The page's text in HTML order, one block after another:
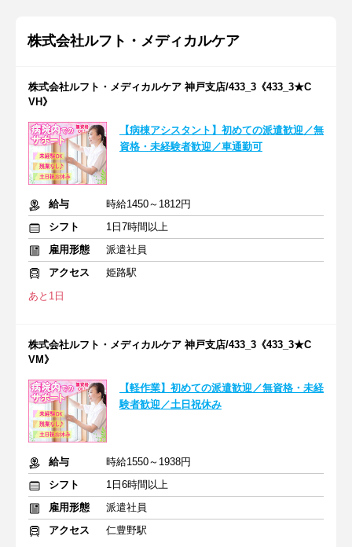
株式会社ルフト・メディカルケア
株式会社ルフト・メディカルケア 神戸支店/433_3《433_3★C
VH》
【病棟アシスタント】初めての派遣歓迎／無
資格・未経験者歓迎／車通勤可
給与
時給1450～1812円
シフト
1日7時間以上
雇用形態
派遣社員
アクセス
姫路駅
あと1日
株式会社ルフト・メディカルケア 神戸支店/433_3《433_3★C
VM》
【軽作業】初めての派遣歓迎／無資格・未経
験者歓迎／土日祝休み
給与
時給1550～1938円
シフト
1日6時間以上
雇用形態
派遣社員
アクセス
仁豊野駅